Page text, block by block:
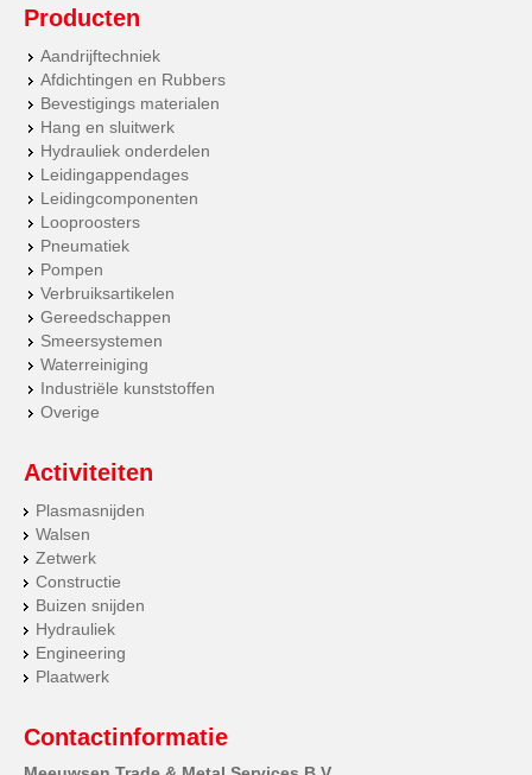
Producten
Aandrijftechniek
Afdichtingen en Rubbers
Bevestigings materialen
Hang en sluitwerk
Hydrauliek onderdelen
Leidingappendages
Leidingcomponenten
Looproosters
Pneumatiek
Pompen
Verbruiksartikelen
Gereedschappen
Smeersystemen
Waterreiniging
Industriële kunststoffen
Overige
Activiteiten
Plasmasnijden
Walsen
Zetwerk
Constructie
Buizen snijden
Hydrauliek
Engineering
Plaatwerk
Contactinformatie